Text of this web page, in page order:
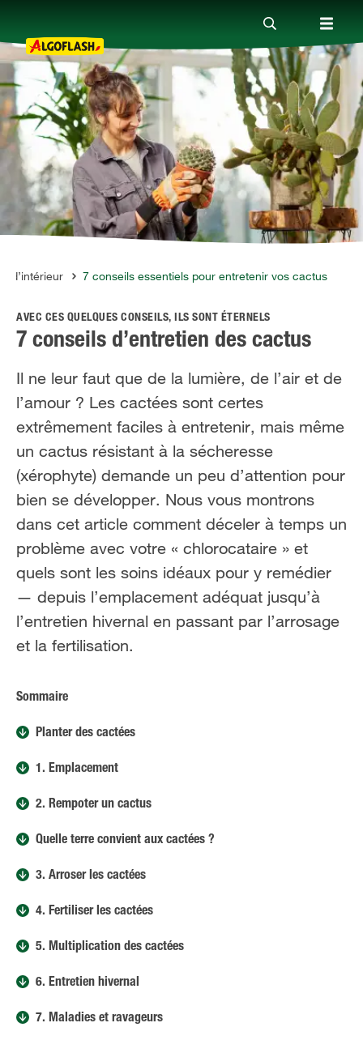
Nos produits
Conseils
Thèmes
Qui sommes-nous ?
Promotions
d’intérieur 7 conseils essentiels pour entretenir vos cactus
AVEC CES QUELQUES CONSEILS, ILS SONT ÉTERNELS
7 conseils d’entretien des cactus
Il ne leur faut que de la lumière, de l’air et de
l’amour ? Les cactées sont certes
extrêmement faciles à entretenir, mais même
un cactus résistant à la sécheresse
(xérophyte) demande un peu d’attention pour
bien se développer. Nous vous montrons
dans cet article comment déceler à temps un
problème avec votre « chlorocataire » et
quels sont les soins idéaux pour y remédier
— depuis l’emplacement adéquat jusqu’à
l’entretien hivernal en passant par l’arrosage
et la fertilisation.
Sommaire
Planter des cactées
1. Emplacement
2. Rempoter un cactus
Quelle terre convient aux cactées ?
3. Arroser les cactées
4. Fertiliser les cactées
5. Multiplication des cactées
6. Entretien hivernal
7. Maladies et ravageurs